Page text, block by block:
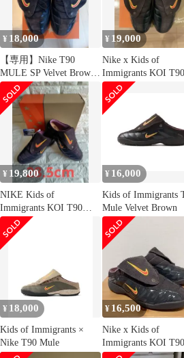
¥ 18,000
【専用】Nike T90
MULE SP Velvet Brown
27.5cm
¥ 19,000
Nike x Kids of
Immigrants KOI T90
Mule
¥ 19,800
NIKE Kids of
Immigrants KOI T90
Mule
¥ 16,000
Kids of Immigrants
Mule Velvet Brown
¥ 18,000
Kids of Immigrants ×
Nike T90 Mule
¥ 16,500
Nike x Kids of
Immigrants KOI T90
Mule